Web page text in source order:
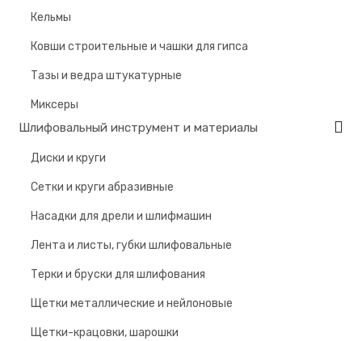
Кельмы
Ковши строительные и чашки для гипса
Тазы и ведра штукатурные
Миксеры
Шлифовальный инструмент и материалы
Диски и круги
Сетки и круги абразивные
Насадки для дрели и шлифмашин
Лента и листы, губки шлифовальные
Терки и бруски для шлифования
Щетки металлические и нейлоновые
Щетки-крацовки, шарошки